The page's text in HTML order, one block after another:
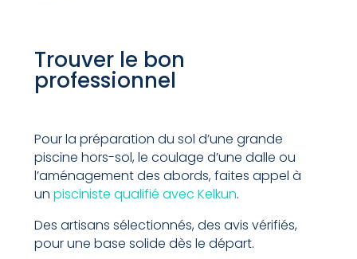
Trouver le bon
professionnel
Pour la préparation du sol d’une grande
piscine hors-sol, le coulage d’une dalle ou
l’aménagement des abords, faites appel à
un pisciniste qualifié avec Kelkun.
Des artisans sélectionnés, des avis vérifiés,
pour une base solide dès le départ.